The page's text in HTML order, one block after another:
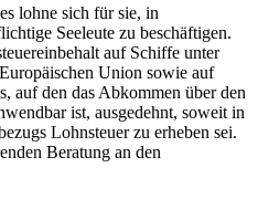
lohne sich für sie, in
Seeleute zu beschäftigen.
auf Schiffe unter
Union sowie auf
auf den das Abkommen über den
ist, ausgedehnt, soweit in
Lohnsteuer zu erheben sei.
Beratung an den